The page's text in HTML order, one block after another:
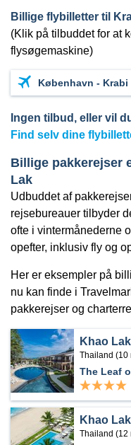
Billige flybilletter til
(Klik på tilbuddet for at
flysøgemaskine)
København - Krabi
Ingen tilbud, eller vil
Find selv dine
Billige pakkerejser
Lak
Udbuddet af
rejsebureauer tilbyder
ofte i vintermånederne
opefter, inklusiv fly og
Her er eksempler på
nu kan finde i
pakkerejser og
Khao Lak
Thailand
Khao Lak
Thailand